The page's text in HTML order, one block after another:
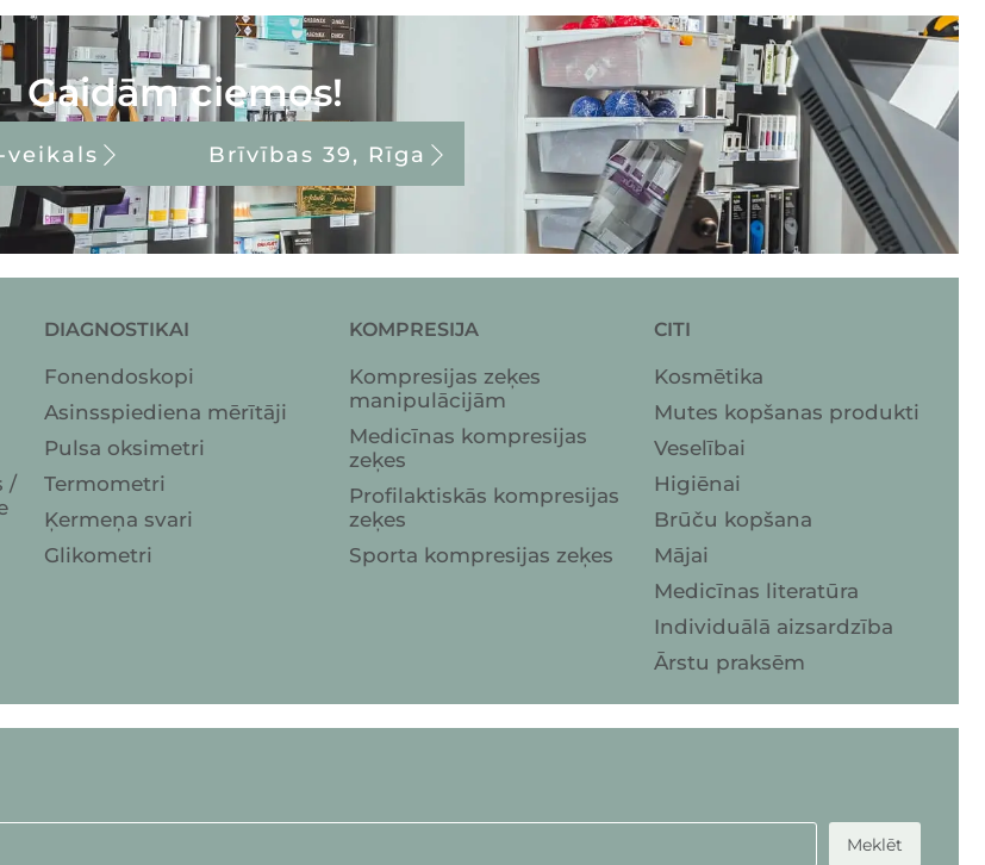
Gaidām ciemos!
veikals Brīvības 39, Rīga
/
DIAGNOSTIKAI
Fonendoskopi
Asinsspiediena mērītāji
Pulsa oksimetri
Termometri
Ķermeņa svari
Glikometri
KOMPRESIJA
Kompresijas zeķes
manipulācijām
Medicīnas kompresijas
zeķes
Profilaktiskās kompresijas
zeķes
Sporta kompresijas zeķes
CITI
Kosmētika
Mutes kopšanas produkti
Veselībai
Higiēnai
Brūču kopšana
Mājai
Medicīnas literatūra
Individuālā aizsardzība
Ārstu praksēm
Meklēt